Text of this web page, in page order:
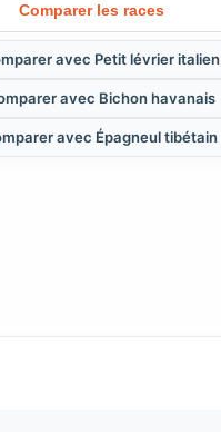
Comparer les races
avec Petit lévrier italien
avec Bichon havanais
avec Épagneul tibétain